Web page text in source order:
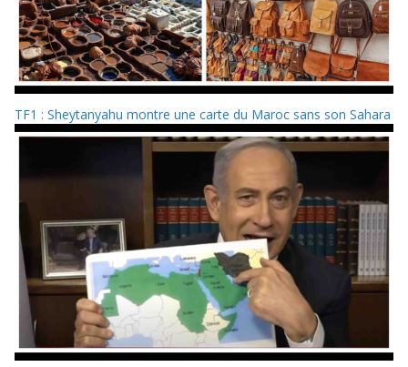
TF1 : Sheytanyahu montre une carte du Maroc sans son Sahara